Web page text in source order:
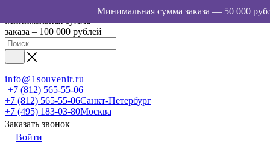
Минимальная сумма
заказа – 100 000 рублей
info@1souvenir.ru
+7 (812) 565-55-06
+7 (812) 565-55-06Санкт-Петербург
+7 (495) 183-03-80Москва
Заказать звонок
Войти